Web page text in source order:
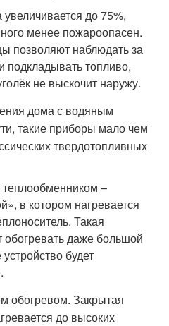
до 75%,
менее пожароопасен.
позволяют наблюдать за
топливо,
не выскочит наружу.
дома с водяным
такие приборы мало чем
твердотопливных
–
в котором нагревается
Такая
обогревать даже большой
будет
обогревом. Закрытая
до высоких